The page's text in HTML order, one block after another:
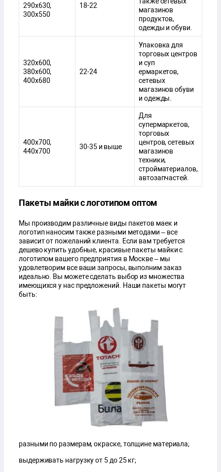
290х630,
300х550
18-22
магазинов
продуктов,
одежды и обуви.
320х600,
380х600,
400х680
22-24
Упаковка для
торговых центров
и суп
ермаркетов,
сетевых
магазинов обуви
и одежды.
400х700,
440х700
30-35 и выше
Для
супермаркетов,
торговых
центров, сетевых
магазинов
техники,
стройматериалов,
автозапчастей.
Пакеты майки с логотипом оптом
Мы производим различные виды пакетов маек и
логотип наносим также разными методами – все
зависит от пожеланий клиента. Если вам требуется
дешево купить удобные, красивые пакеты майки с
логотипом вашего предприятия в Москве – мы
удовлетворим все ваши запросы, выполним заказ
идеально. Вы можете сделать выбор из множества
имеющихся у нас предложений. Наши пакеты могут
быть:
разными по размерам, окраске, толщине материала;
выдерживать нагрузку от 5 до 25 кг;